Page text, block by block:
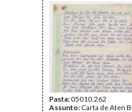
foram obrigados para
Suharto pedindo
apresentando a lista dos
e a pena a cumprir
Remetente:José A. Belo
Destinatário:
Direitos Humanos
Data:1995
Fundo:Arquivo da
Timorense - Ramos-
Tipo Documental:
Página(s):2
Pasta:05010.262
Assunto: Carta de Aten